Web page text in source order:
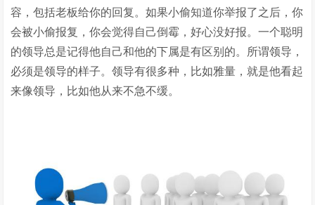
容，包括老板给你的回复。如果小偷知道你举报了之后，你
会被小偷报复，你会觉得自己倒霉，好心没好报。一个聪明
的领导总是记得他自己和他的下属是有区别的。所谓领导，
必须是领导的样子。领导有很多种，比如雅量，就是他看起
来像领导，比如他从来不急不缓。